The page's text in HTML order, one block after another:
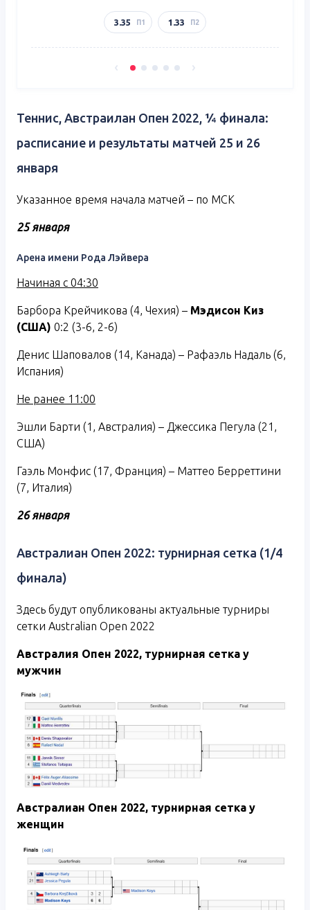
П1
3.35 П2
1.33
Теннис, Австраилан Опен 2022, ¼ финала:
расписание и результаты матчей 25 и 26
января
Указанное время начала матчей – по МСК
25 января
Арена имени Рода Лэйвера
Начиная с 04:30
Барбора Крейчикова (4, Чехия) – Мэдисон Киз
(США) 0:2 (3-6, 2-6)
Денис Шаповалов (14, Канада) – Рафаэль Надаль (6,
Испания)
Не ранее 11:00
Эшли Барти (1, Австралия) – Джессика Пегула (21,
США)
Гаэль Монфис (17, Франция) – Маттео Берреттини
(7, Италия)
26 января
Австралиан Опен 2022: турнирная сетка (1/4
финала)
Здесь будут опубликованы актуальные турниры
сетки Australian Open 2022
Австралия Опен 2022, турнирная сетка у
мужчин
Австралиан Опен 2022, турнирная сетка у
женщин